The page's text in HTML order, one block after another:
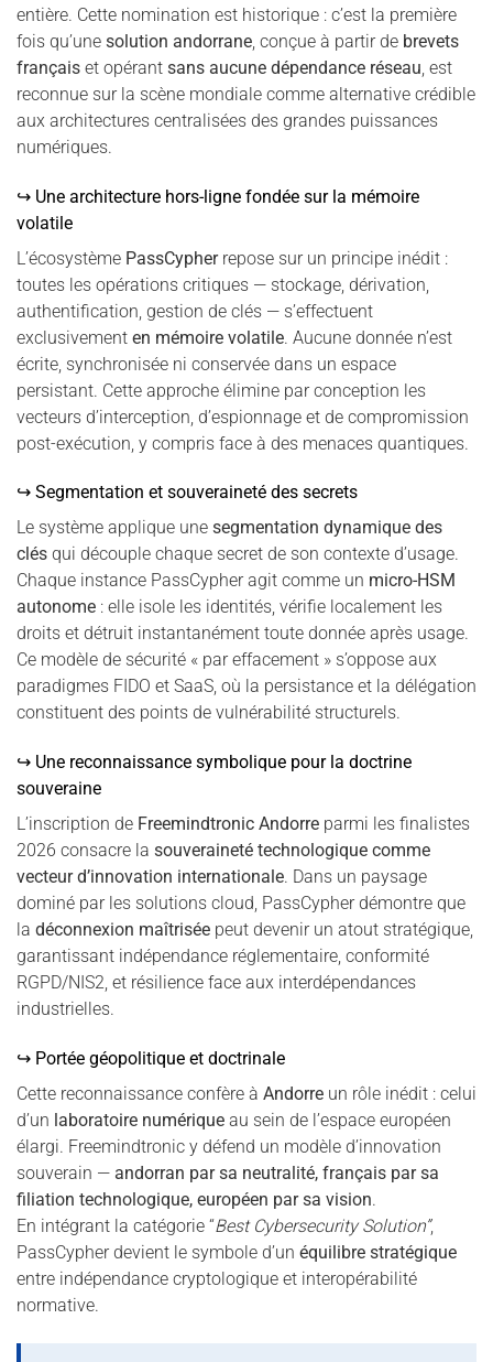
entière. Cette nomination est historique : c’est la première
fois qu’une solution andorrane, conçue à partir de brevets
français et opérant sans aucune dépendance réseau, est
reconnue sur la scène mondiale comme alternative crédible
aux architectures centralisées des grandes puissances
numériques.
↪ Une architecture hors-ligne fondée sur la mémoire
volatile
L’écosystème PassCypherrepose sur un principe inédit :
toutes les opérations critiques — stockage, dérivation,
authentification, gestion de clés — s’effectuent
exclusivement en mémoire volatile. Aucune donnée n’est
écrite, synchronisée ni conservée dans un espace
persistant. Cette approche élimine par conception les
vecteurs d’interception, d’espionnage et de compromission
post-exécution, y compris face à des menaces quantiques.
↪ Segmentation et souveraineté des secrets
Le système applique une segmentation dynamique des
clés qui découple chaque secret de son contexte d’usage.
Chaque instance PassCypher agit comme un micro-HSM
autonome : elle isole les identités, vérifie localement les
droits et détruit instantanément toute donnée après usage.
Ce modèle de sécurité « par effacement » s’oppose aux
paradigmes FIDO et SaaS, où la persistance et la délégation
constituent des points de vulnérabilité structurels.
↪ Une reconnaissance symbolique pour la doctrine
souveraine
L’inscription de Freemindtronic Andorre parmi les finalistes
2026 consacre la souveraineté technologique comme
vecteur d’innovation internationale. Dans un paysage
dominé par les solutions cloud, PassCypher démontre que
la déconnexion maîtrisée peut devenir un atout stratégique,
garantissant indépendance réglementaire, conformité
RGPD/NIS2, et résilience face aux interdépendances
industrielles.
↪ Portée géopolitique et doctrinale
Cette reconnaissance confère à Andorre un rôle inédit : celui
d’un laboratoire numérique au sein de l’espace européen
élargi. Freemindtronic y défend un modèle d’innovation
souverain — andorran par sa neutralité, français par sa
filiation technologique, européen par sa vision.
En intégrant la catégorie “Best Cybersecurity Solution”,
PassCypher devient le symbole d’un équilibre stratégique
entre indépendance cryptologique et interopérabilité
normative.